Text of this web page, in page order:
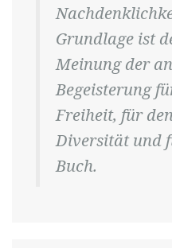
Grundlage ist
Meinung der
Begeisterung
Freiheit, für
Diversität und
Buch.